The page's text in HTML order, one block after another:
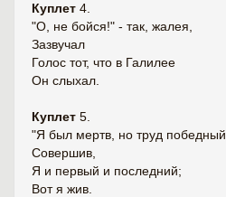
Куплет 4.
"О, не бойся!" - так, жалея,
Зазвучал
Голос тот, что в Галилее
Он слыхал.
Куплет 5.
"Я был мертв, но труд победный
Совершив,
Я и первый и последний;
Вот я жив.